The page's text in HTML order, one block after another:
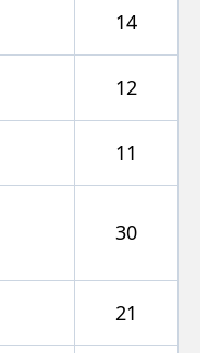
14
12
11
30
21